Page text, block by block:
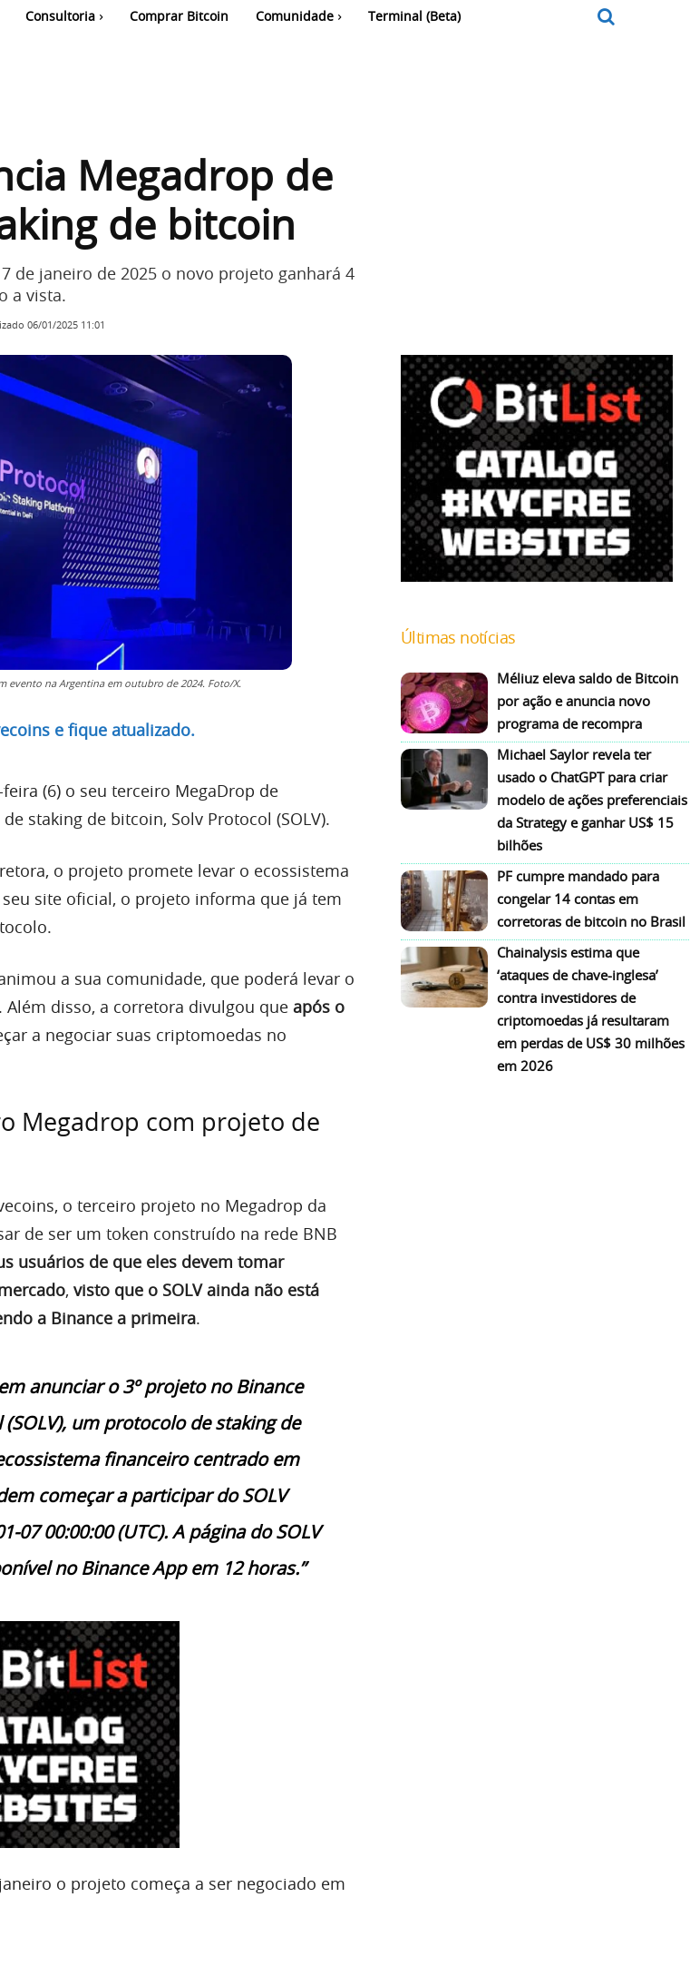
Consultoria Comprar Bitcoin Comunidade Terminal (Beta)
Megadrop de
de bitcoin
de janeiro de 2025 o novo projeto ganhará 4
a vista.
06/01/2025 11:01
evento na Argentina em outubro de 2024. Foto/X.
e fique atualizado.
(6) o seu terceiro MegaDrop de
staking de bitcoin, Solv Protocol (SOLV).
o projeto promete levar o ecossistema
site oficial, o projeto informa que já tem
a sua comunidade, que poderá levar o
disso, a corretora divulgou que após o
a negociar suas criptomoedas no
Megadrop com projeto de
o terceiro projeto no Megadrop da
de ser um token construído na rede BNB
usuários de que eles devem tomar
, visto que o SOLV ainda não está
a Binance a primeira.
anunciar o 3º projeto no Binance
um protocolo de staking de
financeiro centrado em
começar a participar do SOLV
07 00:00:00 (UTC). A página do SOLV
no Binance App em 12 horas.”
o projeto começa a ser negociado em
Últimas notícias
Méliuz eleva saldo de Bitcoin
por ação e anuncia novo
programa de recompra
Michael Saylor revela ter
usado o ChatGPT para criar
modelo de ações preferenciais
da Strategy e ganhar US$ 15
bilhões
PF cumpre mandado para
congelar 14 contas em
corretoras de bitcoin no Brasil
Chainalysis estima que
‘ataques de chave-inglesa’
contra investidores de
criptomoedas já resultaram
em perdas de US$ 30 milhões
em 2026